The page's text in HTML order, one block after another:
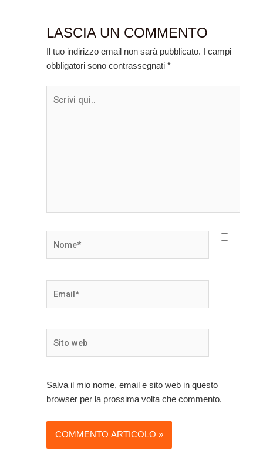
LASCIA UN COMMENTO
Il tuo indirizzo email non sarà pubblicato.
I campi
obbligatori sono contrassegnati*
Salva il mio nome, email e sito web in questo
browser per la prossima volta che commento.